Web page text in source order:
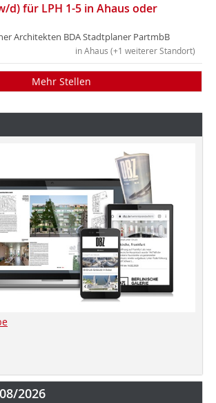
d) für LPH 1-5 in Ahaus oder
Architekten BDA Stadtplaner PartmbB
in Ahaus (+1 weiterer Standort)
Mehr Stellen
2026